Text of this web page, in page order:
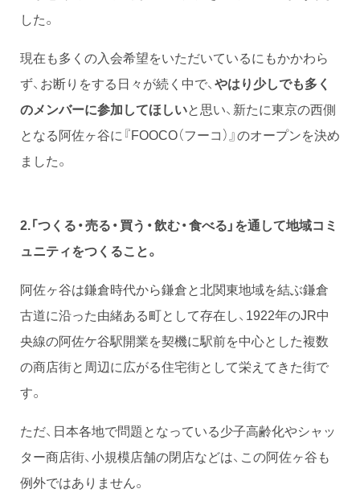
した。
現在も多くの入会希望をいただいているにもかかわら
ず、お断りをする日々が続く中で、 やはり少しでも多く
のメンバーに参加してほしいと思い、新たに東京の西側
となる阿佐ヶ谷に『FOOCO（フーコ）』のオープンを決め
ました。
2.「つくる・売る・買う・飲む・食べる」を通して地域コミ
ュニティをつくること。
阿佐ヶ谷は鎌倉時代から鎌倉と北関東地域を結ぶ鎌倉
古道に沿った由緒ある町として存在し、1922年のJR中
央線の阿佐ケ谷駅開業を契機に駅前を中心とした複数
の商店街と周辺に広がる住宅街として栄えてきた街で
す。
ただ、日本各地で問題となっている少子高齢化やシャッ
ター商店街、小規模店舗の閉店などは、この阿佐ヶ谷も
例外ではありません。